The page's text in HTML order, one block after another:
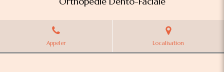
Appeler Localisation